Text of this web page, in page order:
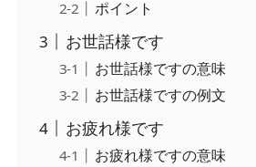
ポイント
お世話様です
お世話様ですの意味
お世話様ですの例文
お疲れ様です
お疲れ様ですの意味